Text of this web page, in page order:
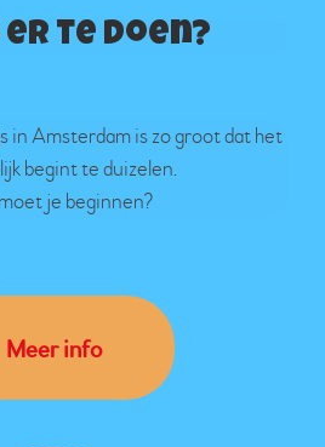
er te doen?
in Amsterdam is zo groot dat het
begint te duizelen.
je beginnen?
Meer info